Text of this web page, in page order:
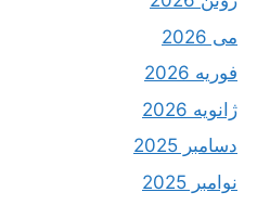
می 2026
فوریه 2026
ژانویه 2026
دسامبر 2025
نوامبر 2025